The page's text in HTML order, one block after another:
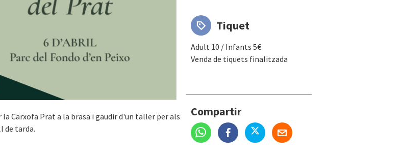
Tiquet
Adult 10 / Infants 5€
Venda de tiquets finalitzada
Compartir
Carxofa Prat a la brasa i gaudir d'un taller per als
de tarda.